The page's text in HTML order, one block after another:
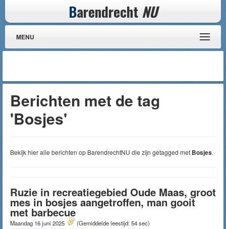
Barendrecht NU
MENU
Berichten met de tag
'Bosjes'
Bekijk hier alle berichten op BarendrechtNU die zijn getagged met Bosjes.
Ruzie in recreatiegebied Oude Maas, groot
mes in bosjes aangetroffen, man gooit
met barbecue
Maandag 16 juni 2025 (Gemiddelde leestijd: 54 sec)